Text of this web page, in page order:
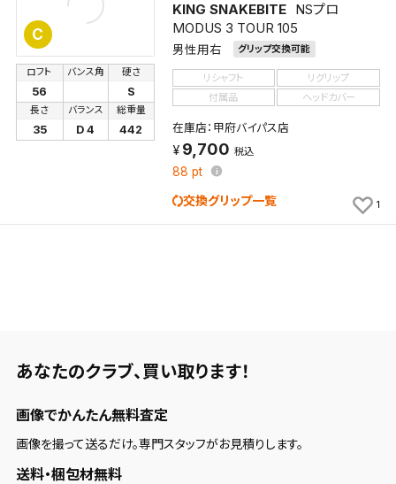
C
KING SNAKEBITE
NSプロ
MODUS 3 TOUR 105
男性用右 グリップ交換可能
ロフト
56
バンス角 硬さ
S
長さ
35
バランス
D 4
総重量
442
リシャフト
リグリップ
付属品
ヘッドカバー
在庫店：甲府バイパス店
9,700 税込
88 pt
交換グリップ一覧 1
あなたのクラブ、 買い取ります！
画像でかんたん無料査定
画像を撮って送るだけ。専門スタッフがお見積りします。
送料・梱包材無料